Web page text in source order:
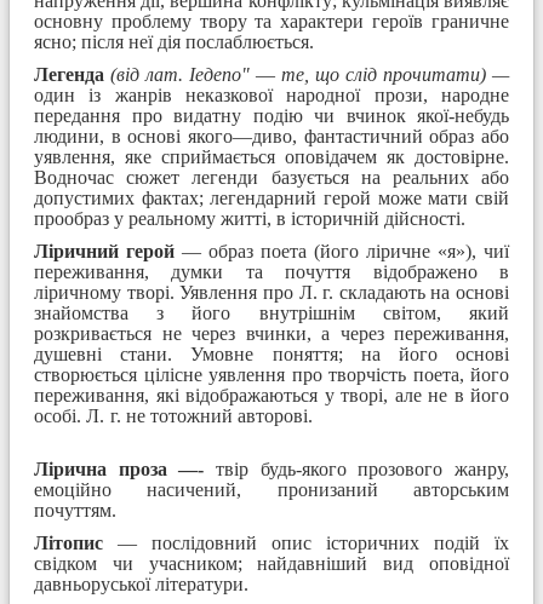
основну проблему твору та характери героїв граничне
ясно; після неї дія послаблюється.
Легенда (від лат. Іедепо" — те, що слід прочитати) —
один із жанрів неказкової народної прози, народне
передання про видатну подію чи вчинок якої-небудь
людини, в основі якого—диво, фантастичний образ або
уявлення, яке сприймається оповідачем як достовірне.
Водночас сюжет легенди базується на реальних або
допустимих фактах; легендарний герой може мати свій
прооб­раз у реальному житті, в історичній дійсності.
Ліричний герой — образ поета (його ліричне «я»), чиї
переживання, думки та почуття відображено в
ліричному творі. Уявлення про Л. г. складають на основі
знайомства з його внутрішнім світом, який
розкривається не через вчинки, а через переживання,
душевні стани. Умовне поняття; на його основі
створюється цілісне уявлення про творчість поета, його
переживання, які відображаються у творі, але не в його
особі. Л. г. не тотожний авторові.
Лірична проза —- твір будь-якого прозового жанру,
емоційно насичений, пронизаний авторським
почуттям.
Літопис — послідовний опис історичних подій їх
свідком чи учасником; найдавніший вид оповідної
давньоруської літератури.